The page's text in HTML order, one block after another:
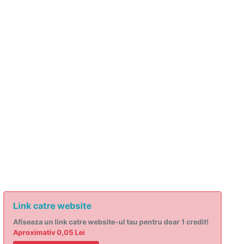
Link catre website
Afiseaza un link catre website-ul tau pentru doar 1 credit!
Aproximativ 0,05 Lei